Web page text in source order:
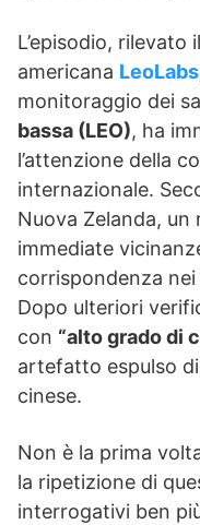
L’episodio,
americana LeoLabs
monitoraggio dei
bassa (LEO), ha
l’attenzione della
internazionale.
Nuova Zelanda,
immediate
corrispondenza
Dopo ulteriori
con “alto grado di
artefatto espulso
cinese.
Non è la prima
la ripetizione di
interrogativi ben